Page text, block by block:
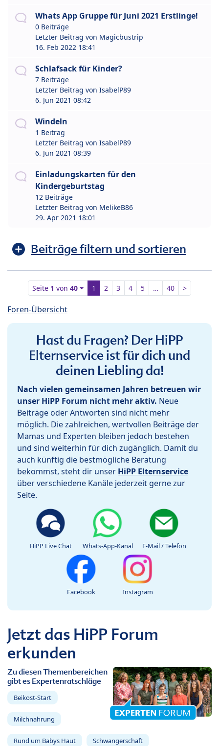
Whats App Gruppe für Juni 2021 Erstlinge!
0 Beiträge
Letzter Beitrag von Magicbustrip
16. Feb 2022 18:41
Schlafsack für Kinder?
7 Beiträge
Letzter Beitrag von IsabelP89
6. Jun 2021 08:42
Windeln
1 Beitrag
Letzter Beitrag von IsabelP89
6. Jun 2021 08:39
Einladungskarten für den
Kindergeburtstag
12 Beiträge
Letzter Beitrag von MelikeB86
29. Apr 2021 18:01
Beiträge filtern und sortieren
Seite 1 von40 1 2 3 4 5 … 40 >
Foren-Übersicht
Hast du Fragen? Der HiPP
Elternservice ist für dich und
deinen Liebling da!
Nach vielen gemeinsamen Jahren betreuen wir
unser HiPP Forum nicht mehr aktiv. Neue
Beiträge oder Antworten sind nicht mehr
möglich. Die zahlreichen, wertvollen Beiträge der
Mamas und Experten bleiben jedoch bestehen
und sind weiterhin für dich zugänglich. Damit du
auch künftig die bestmögliche Beratung
bekommst, steht dir unser HiPP Elternservice
über verschiedene Kanäle jederzeit gerne zur
Seite.
HiPP Live Chat Whats-App-Kanal E-Mail / Telefon
Facebook Instagram
Jetzt das HiPP Forum
erkunden
Zu diesen Themenbereichen
gibt es Expertenratschläge
Beikost-Start
Milchnahrung
Rund um Babys Haut Schwangerschaft